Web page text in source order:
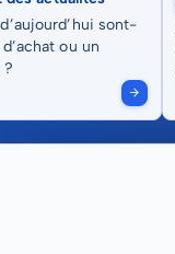
sont-
ou un
?